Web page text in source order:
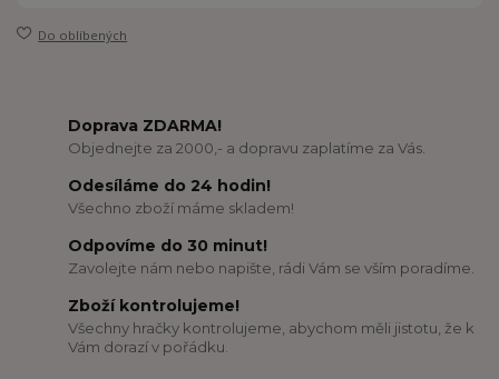
Do oblíbených
Doprava ZDARMA!
Objednejte za 2000,- a dopravu zaplatíme za Vás.
Odesíláme do 24 hodin!
Všechno zboží máme skladem!
Odpovíme do 30 minut!
Zavolejte nám nebo napište, rádi Vám se vším poradíme.
Zboží kontrolujeme!
Všechny hračky kontrolujeme, abychom měli jistotu, že k
Vám dorazí v pořádku.